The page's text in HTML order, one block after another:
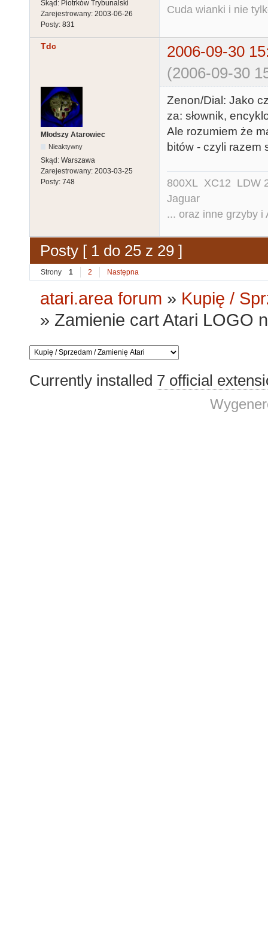
Skąd: Piotrków Trybunalski
Zarejestrowany: 2003-06-26
Posty: 831
Cuda wianki i nie
Tdc
2006-09-30
(2006-09-30
Młodszy Atarowiec
Nieaktywny
Skąd: Warszawa
Zarejestrowany: 2003-03-25
Posty: 748
Zenon/Dial: Jako
za: słownik,
Ale rozumiem że
bitów - czyli razem
800XL XC12 LDW
Jaguar
... oraz inne grzyby i
Posty [ 1 do 25 z 29 ]
Strony 1 2 Następna
atari.area forum » Kupię /
» Zamienie cart Atari LOGO
Currently installed 7 official